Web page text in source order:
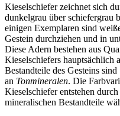
Kieselschiefer zeichnet sich
dunkelgrau über schiefergrau
einigen Exemplaren sind
Gestein durchziehen und in
Diese Adern bestehen aus
Kieselschiefers hauptsächlich
Bestandteile des Gesteins sind
an Tonmineralen. Die
Kieselschiefer entstehen
mineralischen Bestandteile